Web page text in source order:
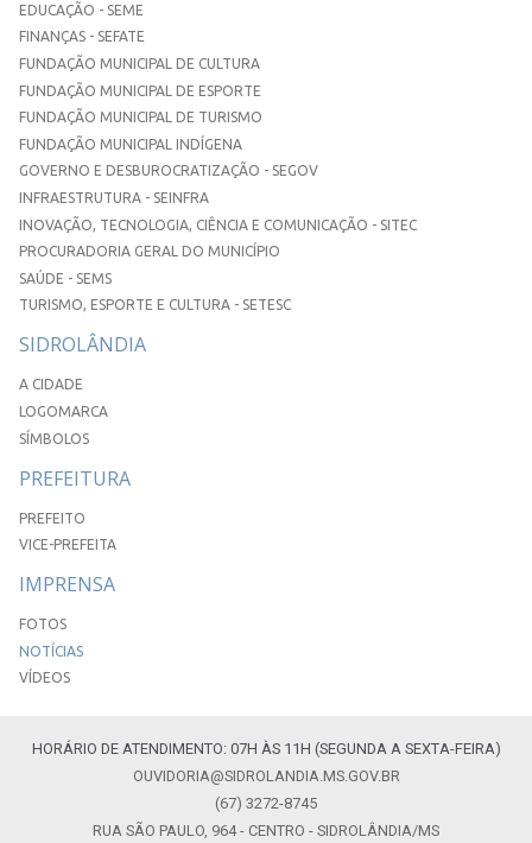
EDUCAÇÃO - SEME
FINANÇAS - SEFATE
FUNDAÇÃO MUNICIPAL DE CULTURA
FUNDAÇÃO MUNICIPAL DE ESPORTE
FUNDAÇÃO MUNICIPAL DE TURISMO
FUNDAÇÃO MUNICIPAL INDÍGENA
GOVERNO E DESBUROCRATIZAÇÃO - SEGOV
INFRAESTRUTURA - SEINFRA
INOVAÇÃO, TECNOLOGIA, CIÊNCIA E COMUNICAÇÃO - SITEC
PROCURADORIA GERAL DO MUNICÍPIO
SAÚDE - SEMS
TURISMO, ESPORTE E CULTURA - SETESC
SIDROLÂNDIA
A CIDADE
LOGOMARCA
SÍMBOLOS
PREFEITURA
PREFEITO
VICE-PREFEITA
IMPRENSA
FOTOS
NOTÍCIAS
VÍDEOS
HORÁRIO DE ATENDIMENTO: 07H ÀS 11H (SEGUNDA A SEXTA-FEIRA)
OUVIDORIA@SIDROLANDIA.MS.GOV.BR
(67) 3272-8745
RUA SÃO PAULO, 964 - CENTRO - SIDROLÂNDIA/MS